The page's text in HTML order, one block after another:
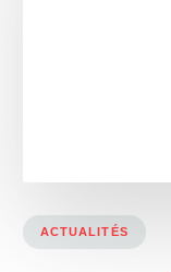
ACTUALITÉS